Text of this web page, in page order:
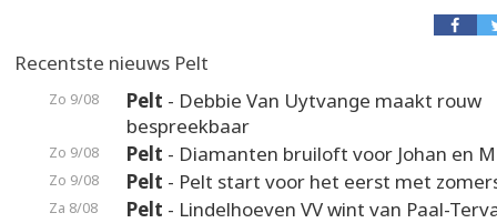
Recentste nieuws Pelt
Zo 9/08 Pelt - Debbie Van Uytvange maakt rouw
bespreekbaar
Zo 9/08 Pelt - Diamanten bruiloft voor Johan en
Zo 9/08 Pelt - Pelt start voor het eerst met
Za 8/08 Pelt - Lindelhoeven VV wint van Paal-